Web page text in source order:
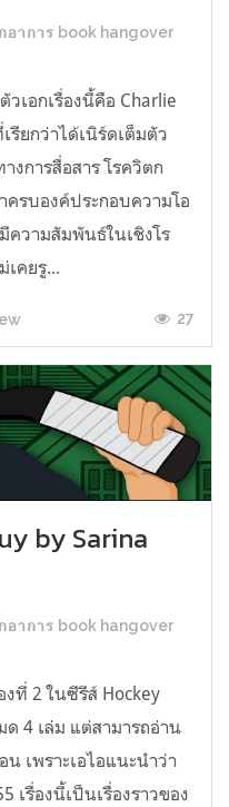
อาการ book hangover
วเอกเรื่องนี้คือ Charlie
ยกว่าได้เนิร์ดเต็มตัว
การสื่อสาร โรควิตก
ครบองค์ประกอบความโอ
ความสัมพันธ์ในเชิงโร
เคยรู...
27
by Sarina
อาการ book hangover
งที่ 2 ในซีรีส์ Hockey
4 เล่ม แต่สามารถอ่าน
เพราะเอไอแนะนำว่า
เรื่องนี้เป็นเรื่องราวของ